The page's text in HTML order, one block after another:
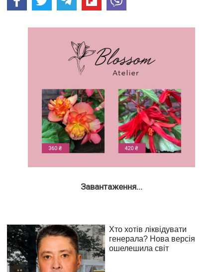
Завантаження...